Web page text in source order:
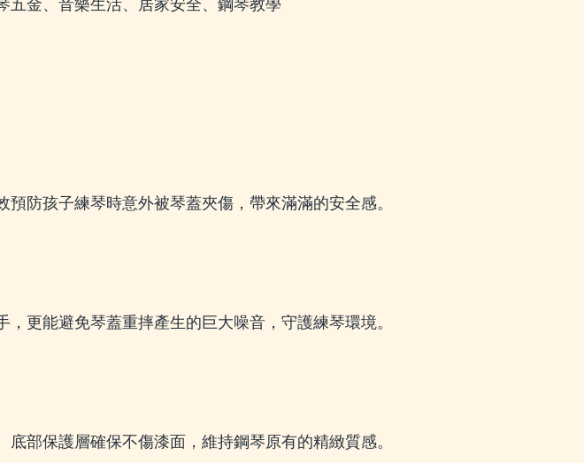
五金、音樂生活、居家安全、鋼琴教學
防孩子練琴時意外被琴蓋夾傷，帶來滿滿的安全感。
更能避免琴蓋重摔產生的巨大噪音，守護練琴環境。
部保護層確保不傷漆面，維持鋼琴原有的精緻質感。